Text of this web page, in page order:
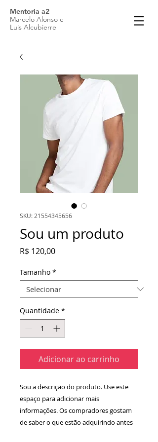
Mentoria a2
Marcelo Alonso e
Luis Alcubierre
SKU: 21554345656
Sou um produto
R$ 120,00Preço
Tamanho *
Quantidade *
Adicionar ao carrinho
Sou a descrição do produto. Use este
espaço para adicionar mais
informações. Os compradores gostam
de saber o que estão adquirindo antes